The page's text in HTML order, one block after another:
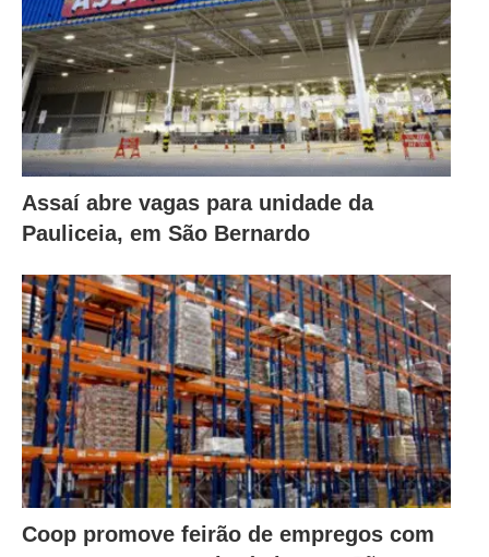
Assaí abre vagas para unidade da
Pauliceia, em São Bernardo
Coop promove feirão de empregos com